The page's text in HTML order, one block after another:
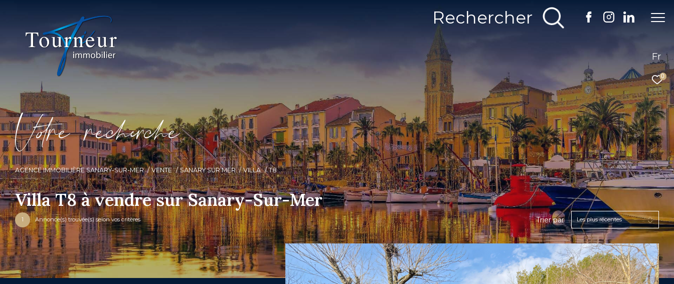
Fr
0
Rechercher
Vore recece
AGENCE IMMOBILIÈRE SANARY-SUR-MER VENTE SANARY SUR MER VILLA T8
Villa T8 à vendre sur Sanary-Sur-Mer
1 Annonce(s) trouvée(s) selon vos critères Trier par Les plus récentes